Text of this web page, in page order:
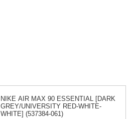
NIKE AIR MAX 90 ESSENTIAL [DARK
GREY/UNIVERSITY RED-WHITE-
WHITE] (537384-061)